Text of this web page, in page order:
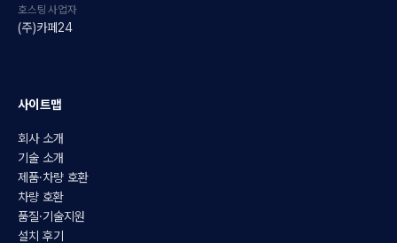
호스팅사업자
(주)카페24
사이트맵
회사 소개
기술 소개
제품·차량 호환
차량 호환
품질·기술지원
설치 후기